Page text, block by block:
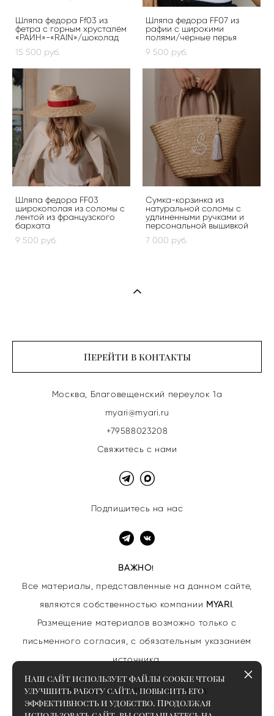
Шляпа федора Ff03 из
фетра с горным хрусталём
«РАИН»-«RAIN»/шоколад
15 500 pуб.
Шляпа федора FF07 из
рафии с широкими
полями/черные перья
9 500 pуб.
Шляпа федора FF03
широкополая из соломы с
лентой из французского
бархата
9 500 pуб.
Сумка-корзинка из
натуральной соломы с
удлиненными ручками и
персональной вышивкой
7 000 pуб.
Перейти в контакты
Москва, Благовещенский переулок 1а
myari@myari.ru
+79588023208
Свяжитесь с нами
Подпишитесь на нас
ВАЖНО!
Все материалы, представленные на данном сайте,
являются собственностью компании MYARI
Размещение материалов возможно только с
письменного согласия, с обязательным указанием
источника.
© 2006–2026 MYARI MOSCOW
Наш сайт использует файлы cookie чтобы
улучшить работу сайта, повысить его
эффективность и удобство. Продолжая